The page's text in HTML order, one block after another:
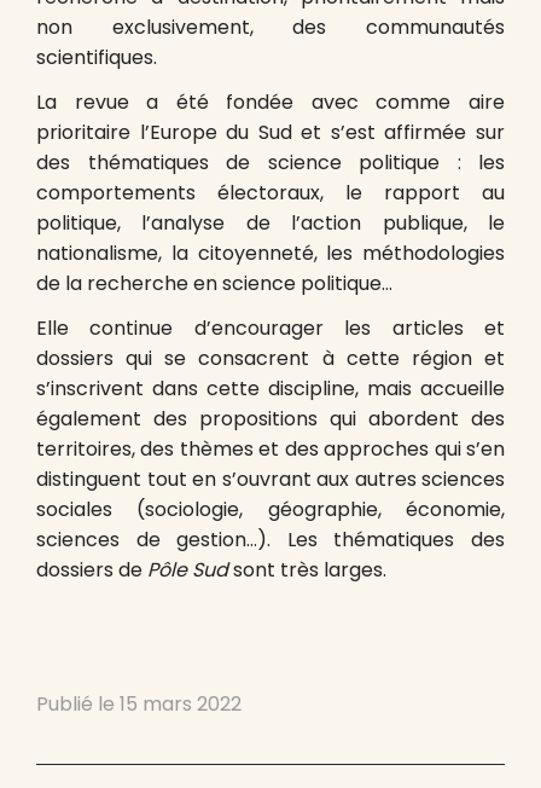
non exclusivement, des communautés
scientifiques.
La revue a été fondée avec comme aire
prioritaire l’Europe du Sud et s’est affirmée sur
des thématiques de science politique : les
comportements électoraux, le rapport au
politique, l’analyse de l’action publique, le
nationalisme, la citoyenneté, les méthodologies
de la recherche en science politique…
Elle continue d’encourager les articles et
dossiers qui se consacrent à cette région et
s’inscrivent dans cette discipline, mais accueille
également des propositions qui abordent des
territoires, des thèmes et des approches qui s’en
distinguent tout en s’ouvrant aux autres sciences
sociales (sociologie, géographie, économie,
sciences de gestion…). Les thématiques des
dossiers de Pôle Sudsont très larges.
Publié le 15 mars 2022